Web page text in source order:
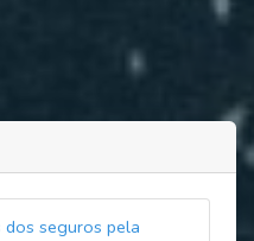
seguros pela